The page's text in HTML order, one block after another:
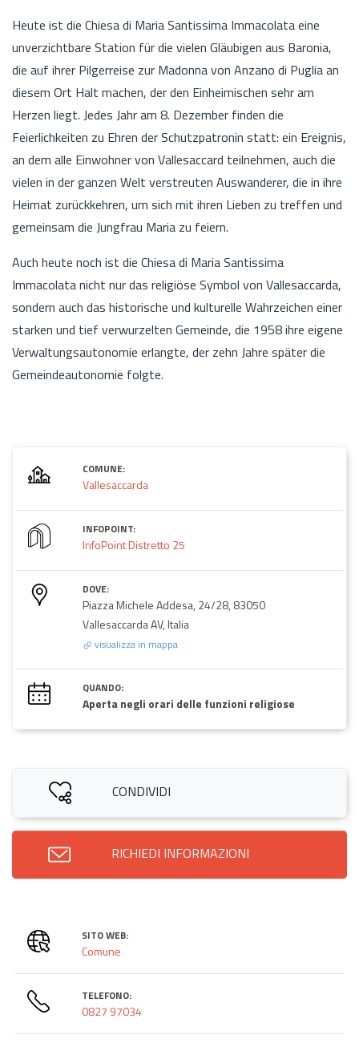
Heute ist die Chiesa di Maria Santissima Immacolata eine
unverzichtbare Station für die vielen Gläubigen aus Baronia,
die auf ihrer Pilgerreise zur Madonna von Anzano di Puglia an
diesem Ort Halt machen, der den Einheimischen sehr am
Herzen liegt. Jedes Jahr am 8. Dezember finden die
Feierlichkeiten zu Ehren der Schutzpatronin statt: ein Ereignis,
an dem alle Einwohner von Vallesaccard teilnehmen, auch die
vielen in der ganzen Welt verstreuten Auswanderer, die in ihre
Heimat zurückkehren, um sich mit ihren Lieben zu treffen und
gemeinsam die Jungfrau Maria zu feiern.
Auch heute noch ist die Chiesa di Maria Santissima
Immacolata nicht nur das religiöse Symbol von Vallesaccarda,
sondern auch das historische und kulturelle Wahrzeichen einer
starken und tief verwurzelten Gemeinde, die 1958 ihre eigene
Verwaltungsautonomie erlangte, der zehn Jahre später die
Gemeindeautonomie folgte.
COMUNE:
Vallesaccarda
INFOPOINT:
InfoPoint Distretto 25
DOVE:
Piazza Michele Addesa, 24/28, 83050
Vallesaccarda AV, Italia
visualizza in mappa
QUANDO:
Aperta negli orari delle funzioni religiose
CONDIVIDI
RICHIEDI INFORMAZIONI
SITO WEB:
Comune
TELEFONO:
0827 97034